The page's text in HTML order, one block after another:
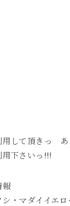
して頂きっ あ
下さいっ!!!
報
・マダイイエ